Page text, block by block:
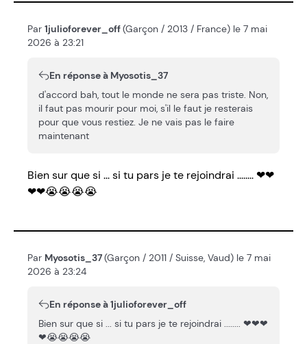
Par 1julioforever_off(Garçon / 2013 / France) le 7 mai
2026 à 23:21
En réponse à Myosotis_37
d'accord bah, tout le monde ne sera pas triste. Non,
il faut pas mourir pour moi, s'il le faut je resterais
pour que vous restiez. Je ne vais pas le faire
maintenant
Bien sur que si ... si tu pars je te rejoindrai ........ ❤❤
❤❤😭😭😭😭
Par Myosotis_37(Garçon / 2011 / Suisse, Vaud) le 7 mai
2026 à 23:24
En réponse à 1julioforever_off
Bien sur que si ... si tu pars je te rejoindrai ........ ❤❤❤
❤😭😭😭😭